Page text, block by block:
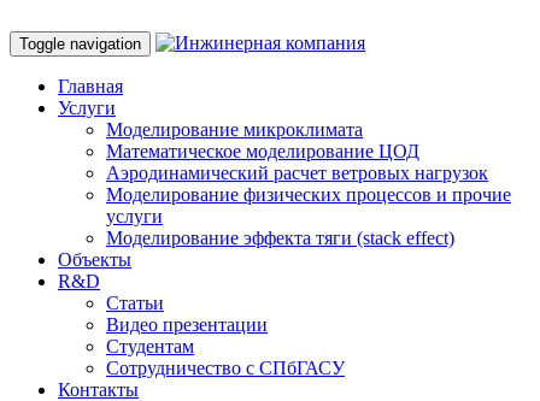
Toggle navigation
Главная
Услуги
Моделирование микроклимата
Математическое моделирование ЦОД
Аэродинамический расчет ветровых нагрузок
Моделирование физических процессов и прочие
услуги
Моделирование эффекта тяги (stack effect)
Объекты
R&D
Статьи
Видео презентации
Студентам
Сотрудничество с СПбГАСУ
Контакты